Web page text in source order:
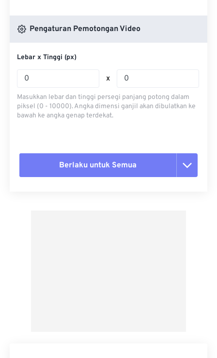
Pengaturan Pemotongan Video
Lebar x Tinggi (px)
x
Masukkan lebar dan tinggi persegi panjang potong dalam
piksel (0 - 10000). Angka dimensi ganjil akan dibulatkan ke
bawah ke angka genap terdekat.
Berlaku untuk Semua